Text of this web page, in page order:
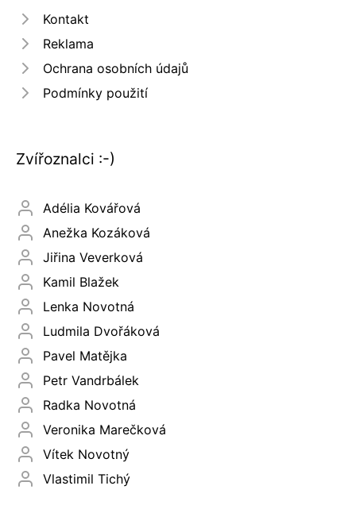
Kontakt
Reklama
Ochrana osobních údajů
Podmínky použití
Zvířoznalci :-)
Adélia Kovářová
Anežka Kozáková
Jiřina Veverková
Kamil Blažek
Lenka Novotná
Ludmila Dvořáková
Pavel Matějka
Petr Vandrbálek
Radka Novotná
Veronika Marečková
Vítek Novotný
Vlastimil Tichý